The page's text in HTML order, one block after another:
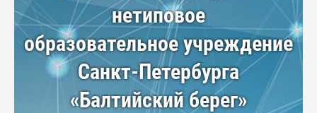
нетиповое
образовательное учреждение
Санкт-Петербурга
«Балтийский берег»